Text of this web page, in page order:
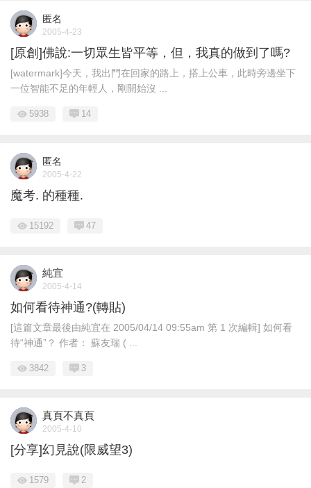
匿名
2005-4-23
[原創]佛說:一切眾生皆平等，但，我真的做到了嗎?
[watermark]今天，我出門在回家的路上，搭上公車，此時旁邊坐下
一位智能不足的年輕人，剛開始沒 ...
5938 14
匿名
2005-4-22
魔考. 的種種.
15192 47
純宜
2005-4-14
如何看待神通?(轉貼)
[這篇文章最後由純宜在 2005/04/14 09:55am 第 1 次編輯] 如何看
待“神通”？ 作者： 蘇友瑞 ( ...
3842 3
真頁不真頁
2005-4-10
[分享]幻見說(限威望3)
1579 2